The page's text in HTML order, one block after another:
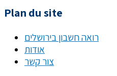
Plan du site
רואה חשבון בירושלים
אודות
צור קשר